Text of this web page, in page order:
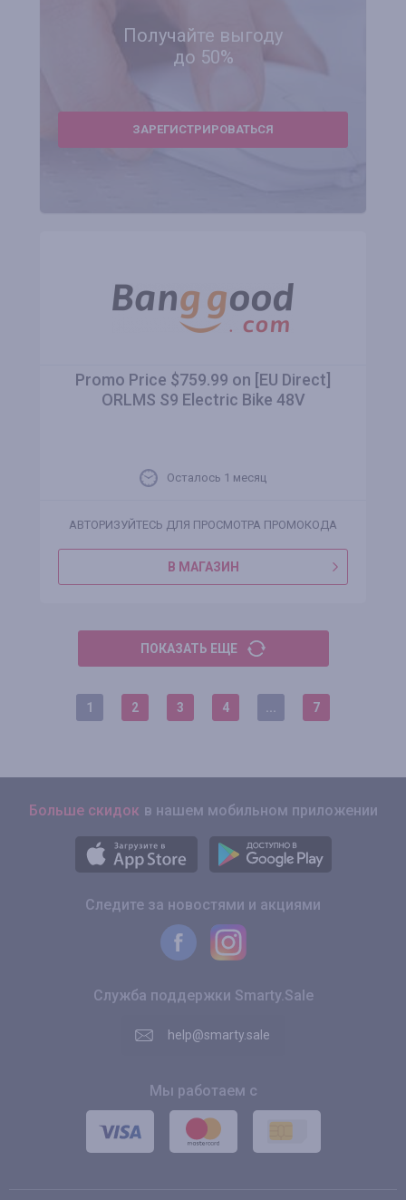
Получайте выгоду
до 50%
ЗАРЕГИСТРИРОВАТЬСЯ
Promo Price $759.99 on [EU Direct]
ORLMS S9 Electric Bike 48V
Осталось 1 месяц
АВТОРИЗУЙТЕСЬ ДЛЯ ПРОСМОТРА ПРОМОКОДА
В МАГАЗИН
ПОКАЗАТЬ ЕЩЕ
1 2 3 4 7
Больше скидок в нашем мобильном приложении
Следите за новостями и акциями
Служба поддержки Smarty.Sale
help@smarty.sale
Мы работаем с